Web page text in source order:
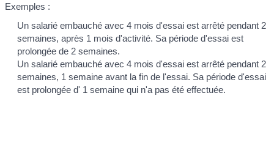
Exemples :
Un salarié embauché avec 4 mois d'essai est arrêté pendant 2
semaines, après 1 mois d'activité. Sa période d'essai est
prolongée de 2 semaines.
Un salarié embauché avec 4 mois d'essai est arrêté pendant 2
semaines, 1 semaine avant la fin de l'essai. Sa période d'essai
est prolongée d' 1 semaine qui n'a pas été effectuée.